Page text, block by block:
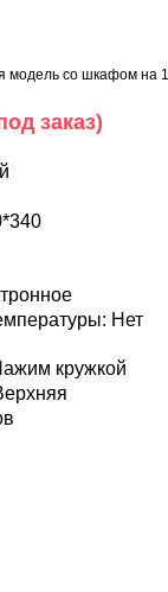
модель со шкафом на
заказ)
Нет
кружкой